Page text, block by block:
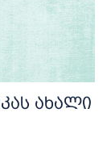
ახალი